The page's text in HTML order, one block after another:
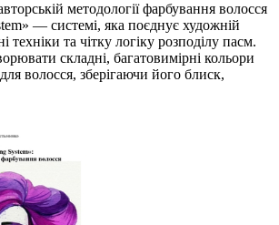
методології фарбування волосся
— системі, яка поєднує художній
техніки та чітку логіку розподілу пасм.
складні, багатовимірні кольори
волосся, зберігаючи його блиск,